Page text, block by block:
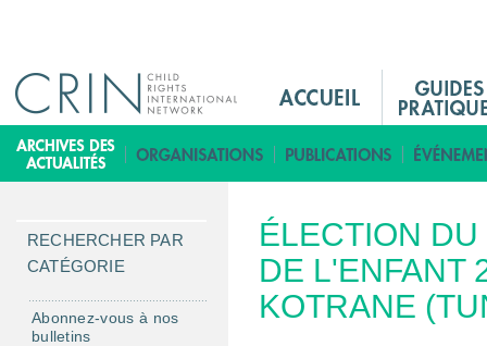
i
n
M
e
n
u
F
i
ÉLECTION
DE L'ENFANT
KOTRANE
RECHERCHER PAR
CATÉGORIE
Abonnez-vous à nos
bulletins